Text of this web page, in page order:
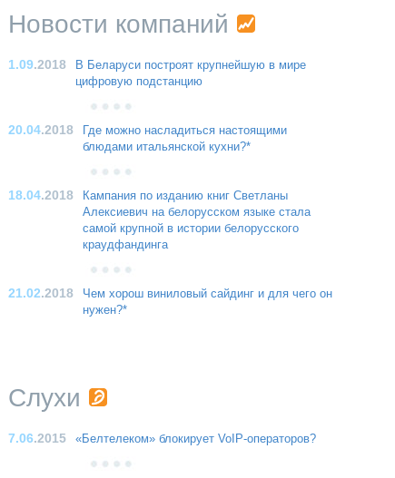
Новости компаний
1.09.2018
В Беларуси построят крупнейшую в мире
цифровую подстанцию
20.04.2018
Где можно насладиться настоящими
блюдами итальянской кухни?*
18.04.2018
Кампания по изданию книг Светланы
Алексиевич на белорусском языке стала
самой крупной в истории белорусского
краудфандинга
21.02.2018
Чем хорош виниловый сайдинг и для чего он
нужен?*
Слухи
7.06.2015 «Белтелеком» блокирует VoIP-операторов?